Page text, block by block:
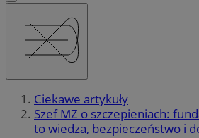
Ciekawe artykuły
Szef MZ o szczepieniach:
to wiedza, bezpieczeństwo i